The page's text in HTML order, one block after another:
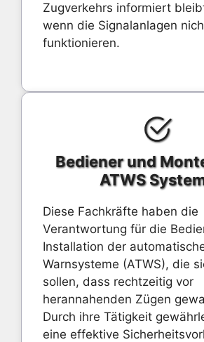
Zugverkehrs informiert
wenn die Signalanlagen
funktionieren.
Bediener und
ATWS
Diese Fachkräfte haben die
Verantwortung für die
Installation der
Warnsysteme (ATWS), die
sollen, dass rechtzeitig vor
herannahenden Zügen
Durch ihre Tätigkeit
eine effektive